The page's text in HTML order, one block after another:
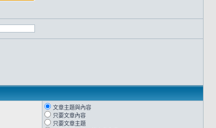
文章主題與內容
只要文章內容
只要文章主題